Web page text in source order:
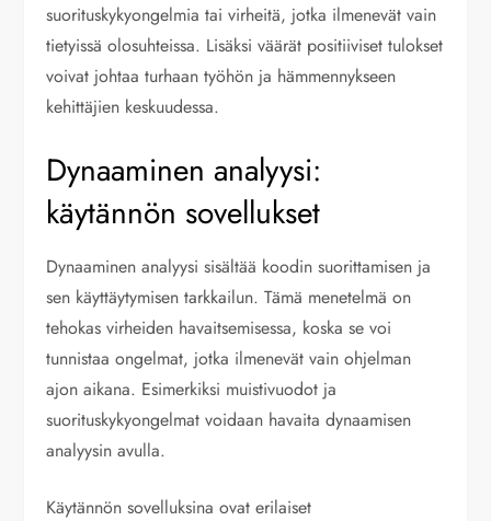
suorituskykyongelmia tai virheitä, jotka ilmenevät vain
tietyissä olosuhteissa. Lisäksi väärät positiiviset tulokset
voivat johtaa turhaan työhön ja hämmennykseen
kehittäjien keskuudessa.
Dynaaminen analyysi:
käytännön sovellukset
Dynaaminen analyysi sisältää koodin suorittamisen ja
sen käyttäytymisen tarkkailun. Tämä menetelmä on
tehokas virheiden havaitsemisessa, koska se voi
tunnistaa ongelmat, jotka ilmenevät vain ohjelman
ajon aikana. Esimerkiksi muistivuodot ja
suorituskykyongelmat voidaan havaita dynaamisen
analyysin avulla.
Käytännön sovelluksina ovat erilaiset